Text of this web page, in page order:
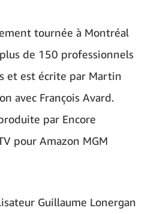
tournée à Montréal
de 150 professionnels
et est écrite par Martin
avec François Avard.
par Encore
pour Amazon MGM
Guillaume Lonergan